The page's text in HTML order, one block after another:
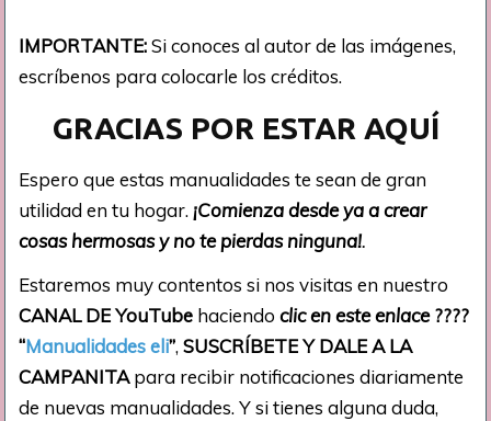
IMPORTANTE:Si conoces al autor de las imágenes,
escríbenos para colocarle los créditos.
GRACIAS POR ESTAR AQUÍ
Espero que estas manualidades te sean de gran
utilidad en tu hogar. ¡Comienza desde ya a crear
cosas hermosas y no te pierdas ninguna!.
Estaremos muy contentos si nos visitas en nuestro
CANAL DE YouTube haciendoclic en este enlace ????
“Manualidades eli”,SUSCRÍBETE Y DALE A LA
CAMPANITApara recibir notificaciones diariamente
de nuevas manualidades. Y si tienes alguna duda,